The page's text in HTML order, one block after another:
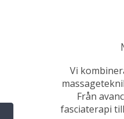
Vi
Från
fasciaterapi